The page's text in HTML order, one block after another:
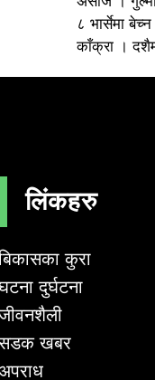
८ भार्सेमा
काँक्रा ।
लिंकहरु
कुरा
दुर्घटना
खबर